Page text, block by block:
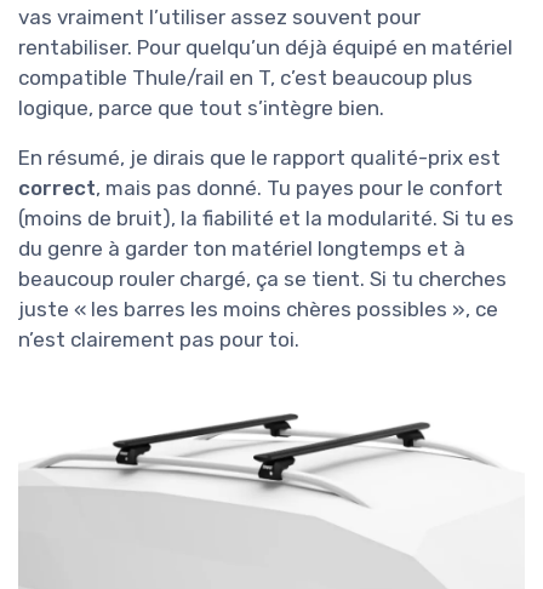
vas vraiment l’utiliser assez souvent pour
rentabiliser. Pour quelqu’un déjà équipé en matériel
compatible Thule/rail en T, c’est beaucoup plus
logique, parce que tout s’intègre bien.
En résumé, je dirais que le rapport qualité-prix est
correct, mais pas donné. Tu payes pour le confort
(moins de bruit), la fiabilité et la modularité. Si tu es
du genre à garder ton matériel longtemps et à
beaucoup rouler chargé, ça se tient. Si tu cherches
juste « les barres les moins chères possibles », ce
n’est clairement pas pour toi.